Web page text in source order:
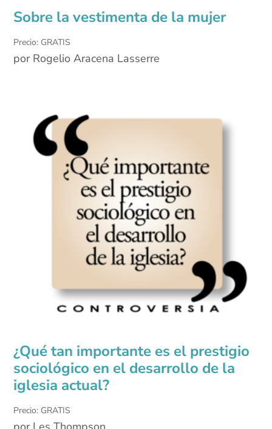
Sobre la vestimenta de la mujer
Precio: GRATIS
por Rogelio Aracena Lasserre
¿Qué tan importante es el prestigio
sociológico en el desarrollo de la
iglesia actual?
Precio: GRATIS